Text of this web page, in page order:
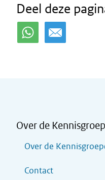
Deel deze
Over de
Over de
Contact